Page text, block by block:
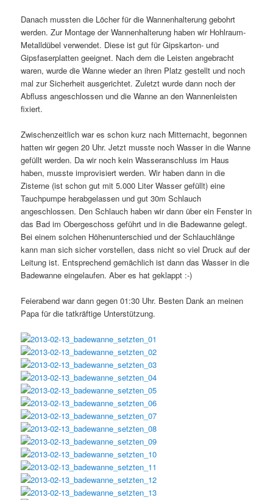
Danach mussten die Löcher für die Wannenhalterung gebohrt
werden. Zur Montage der Wannenhalterung haben wir Hohlraum-
Metalldübel verwendet. Diese ist gut für Gipskarton- und
Gipsfaserplatten geeignet. Nach dem die Leisten angebracht
waren, wurde die Wanne wieder an ihren Platz gestellt und noch
mal zur Sicherheit ausgerichtet. Zuletzt wurde dann noch der
Abfluss angeschlossen und die Wanne an den Wannenleisten
fixiert.
Zwischenzeitlich war es schon kurz nach Mitternacht, begonnen
hatten wir gegen 20 Uhr. Jetzt musste noch Wasser in die Wanne
gefüllt werden. Da wir noch kein Wasseranschluss im Haus
haben, musste improvisiert werden. Wir haben dann in die
Zisterne (ist schon gut mit 5.000 Liter Wasser gefüllt) eine
Tauchpumpe herabgelassen und gut 30m Schlauch
angeschlossen. Den Schlauch haben wir dann über ein Fenster in
das Bad im Obergeschoss geführt und in die Badewanne gelegt.
Bei einem solchen Höhenunterschied und der Schlauchlänge
kann man sich sicher vorstellen, dass nicht so viel Druck auf der
Leitung ist. Entsprechend gemächlich ist dann das Wasser in die
Badewanne eingelaufen. Aber es hat geklappt :-)
Feierabend war dann gegen 01:30 Uhr. Besten Dank an meinen
Papa für die tatkräftige Unterstützung.